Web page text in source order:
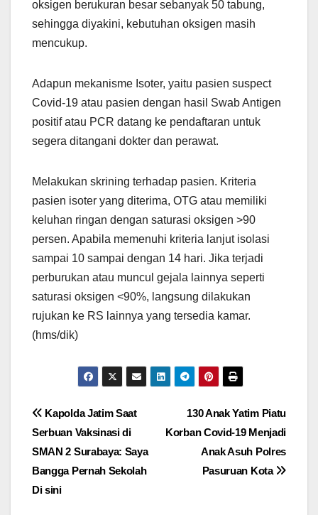
oksigen berukuran besar sebanyak 50 tabung,
sehingga diyakini, kebutuhan oksigen masih
mencukup.
Adapun mekanisme Isoter, yaitu pasien suspect
Covid-19 atau pasien dengan hasil Swab Antigen
positif atau PCR datang ke pendaftaran untuk
segera ditangani dokter dan perawat.
Melakukan skrining terhadap pasien. Kriteria
pasien isoter yang diterima, OTG atau memiliki
keluhan ringan dengan saturasi oksigen >90
persen. Apabila memenuhi kriteria lanjut isolasi
sampai 10 sampai dengan 14 hari. Jika terjadi
perburukan atau muncul gejala lainnya seperti
saturasi oksigen <90%, langsung dilakukan
rujukan ke RS lainnya yang tersedia kamar.
(hms/dik)
Navigasi
pos
130 Anak Yatim Piatu
Korban Covid-19 Menjadi
Anak Asuh Polres
Pasuruan Kota
Kapolda Jatim Saat
Serbuan Vaksinasi di
SMAN 2 Surabaya: Saya
Bangga Pernah Sekolah
Di sini